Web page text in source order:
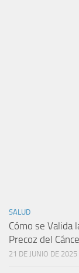
SALUD
Cómo se Valida
Precoz del
21 DE JUNIO DE 2025